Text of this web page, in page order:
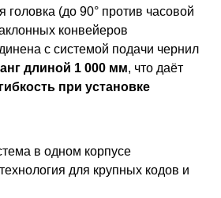
головка (до 90° против часовой
конвейеров
с системой подачи чернил
длиной 1 000 мм, что даёт
при установке
в одном корпусе
для крупных кодов и